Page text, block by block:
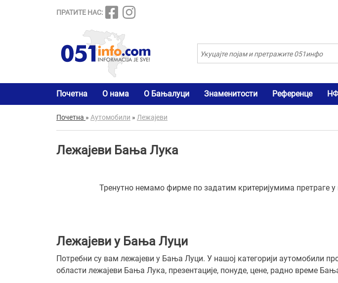
ПРАТИТЕ НАС:
Почетна О нама О Бањалуци Знаменитости Референце
Почетна » Аутомобили » Лежајеви
Лежајеви Бања Лука
Тренутно немамо фирме по задатим критеријумима претраге у
Лежајеви у Бања Луци
Потребни су вам лежајеви у Бања Луци. У нашој категорији аутомобили
области лежајеви Бања Лука, презентације, понуде, цене, радно време